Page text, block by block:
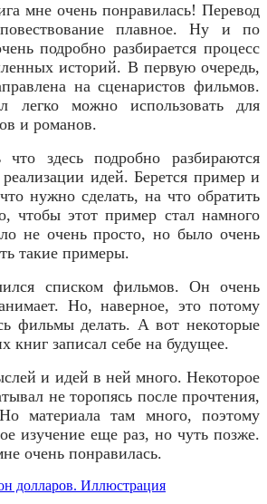
мне очень понравилась! Перевод
плавное. Ну и по
подробно разбирается процесс
историй. В первую очередь,
на сценаристов фильмов.
легко можно использовать для
и романов.
здесь подробно разбираются
идей. Берется пример и
нужно сделать, на что обратить
чтобы этот пример стал намного
не очень просто, но было очень
такие примеры.
списком фильмов. Он очень
Но, наверное, это потому
фильмы делать. А вот некоторые
книг записал себе на будущее.
и идей в ней много. Некоторое
не торопясь после прочтения,
материала там много, поэтому
изучение еще раз, но чуть позже.
очень понравилась.